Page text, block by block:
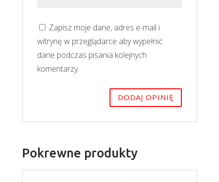
Zapisz moje dane, adres e-mail i
witrynę w przeglądarce aby wypełnić
dane podczas pisania kolejnych
komentarzy.
Pokrewne produkty